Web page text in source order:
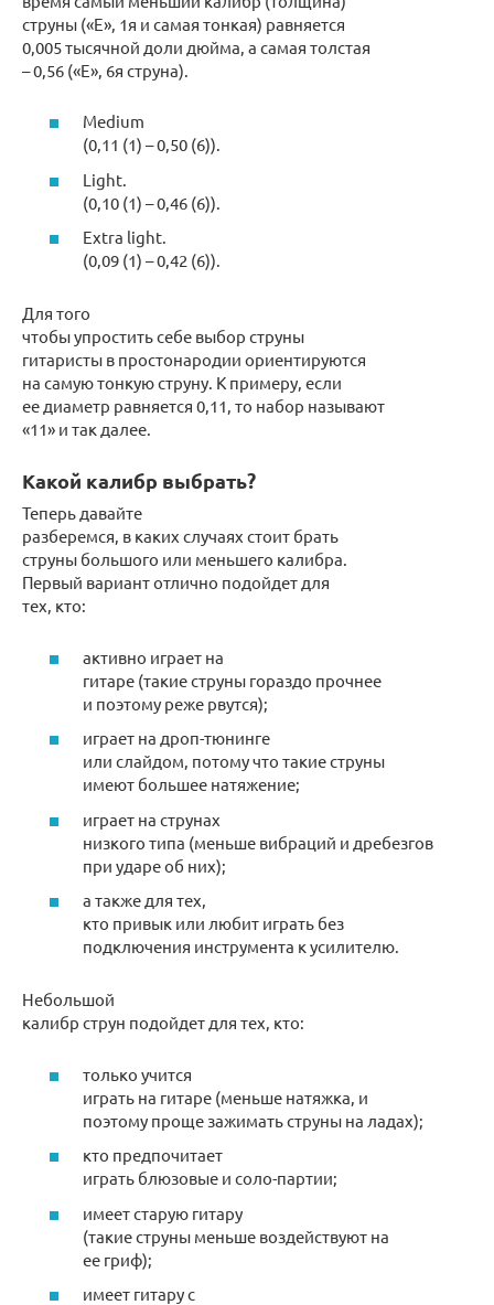
струны («Е», 1я и самая тонкая) равняется
0,005 тысячной доли дюйма, а самая толстая
– 0,56 («Е», 6я струна).
Medium
(0,11 (1) – 0,50 (6)).
Light.
(0,10 (1) – 0,46 (6)).
Extra light.
(0,09 (1) – 0,42 (6)).
Для того
чтобы упростить себе выбор струны
гитаристы в простонародии ориентируются
на самую тонкую струну. К примеру, если
ее диаметр равняется 0,11, то набор называют
«11» и так далее.
Какой калибр выбрать?
Теперь давайте
разберемся, в каких случаях стоит брать
струны большого или меньшего калибра.
Первый вариант отлично подойдет для
тех, кто:
активно играет на
гитаре (такие струны гораздо прочнее
и поэтому реже рвутся);
играет на дроп-тюнинге
или слайдом, потому что такие струны
имеют большее натяжение;
играет на струнах
низкого типа (меньше вибраций и дребезгов
при ударе об них);
а также для тех,
кто привык или любит играть без
подключения инструмента к усилителю.
Небольшой
калибр струн подойдет для тех, кто:
только учится
играть на гитаре (меньше натяжка, и
поэтому проще зажимать струны на ладах);
кто предпочитает
играть блюзовые и соло-партии;
имеет старую гитару
(такие струны меньше воздействуют на
ее гриф);
имеет гитару с